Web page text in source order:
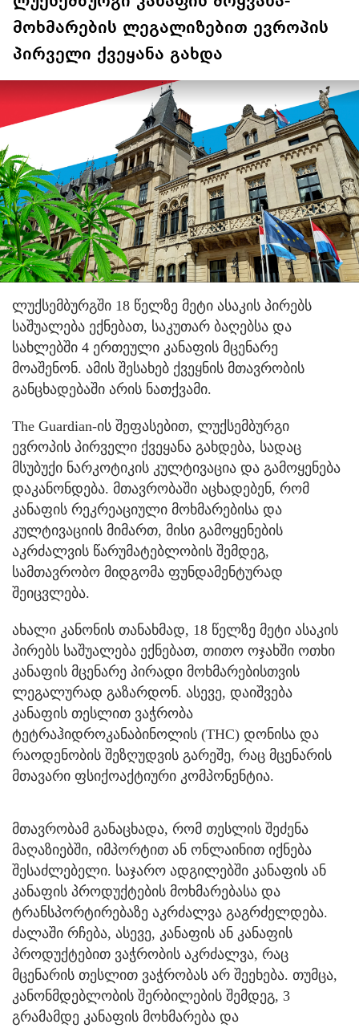
მოხმარების ლეგალიზებით ევროპის
პირველი ქვეყანა გახდა
ლუქსემბურგში 18 წელზე მეტი ასაკის პირებს
საშუალება ექნებათ, საკუთარ ბაღებსა და
სახლებში 4 ერთეული კანაფის მცენარე
მოაშენონ. ამის შესახებ ქვეყნის მთავრობის
განცხადებაში არის ნათქვამი.
The Guardian-ის შეფასებით, ლუქსემბურგი
ევროპის პირველი ქვეყანა გახდება, სადაც
მსუბუქი ნარკოტიკის კულტივაცია და გამოყენება
დაკანონდება. მთავრობაში აცხადებენ, რომ
კანაფის რეკრეაციული მოხმარებისა და
კულტივაციის მიმართ, მისი გამოყენების
აკრძალვის წარუმატებლობის შემდეგ,
სამთავრობო მიდგომა ფუნდამენტურად
შეიცვლება.
ახალი კანონის თანახმად, 18 წელზე მეტი ასაკის
პირებს საშუალება ექნებათ, თითო ოჯახში ოთხი
კანაფის მცენარე პირადი მოხმარებისთვის
ლეგალურად გაზარდონ. ასევე, დაიშვება
კანაფის თესლით ვაჭრობა
ტეტრაჰიდროკანაბინოლის (THC) დონისა და
რაოდენობის შეზღუდვის გარეშე, რაც მცენარის
მთავარი ფსიქოაქტიური კომპონენტია.
მთავრობამ განაცხადა, რომ თესლის შეძენა
მაღაზიებში, იმპორტით ან ონლაინით იქნება
შესაძლებელი. საჯარო ადგილებში კანაფის ან
კანაფის პროდუქტების მოხმარებასა და
ტრანსპორტირებაზე აკრძალვა გაგრძელდება.
ძალაში რჩება, ასევე, კანაფის ან კანაფის
პროდუქტებით ვაჭრობის აკრძალვა, რაც
მცენარის თესლით ვაჭრობას არ შეეხება. თუმცა,
კანონმდებლობის შერბილების შემდეგ, 3
გრამამდე კანაფის მოხმარება და